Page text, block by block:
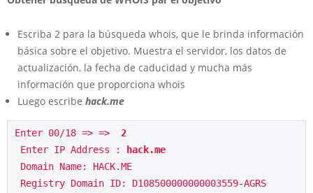
Escriba 2 para la búsqueda whois, que le brinda información
básica sobre el objetivo. Muestra el servidor, los datos de
actualización, la fecha de caducidad y mucha más
información que proporciona whois
Luego escribe hack.me
Enter 00/18 => => 2
Enter IP Address : hack.me
Domain Name: HACK.ME
Registry Domain ID: D108500000000003559-AGRS